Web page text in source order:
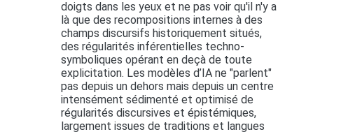
doigts dans les yeux et ne pas voir qu'il n'y a
là que des recompositions internes à des
champs discursifs historiquement situés,
des régularités inférentielles techno-
symboliques opérant en deçà de toute
explicitation. Les modèles d’IA ne "parlent"
pas depuis un dehors mais depuis un centre
intensément sédimenté et optimisé de
régularités discursives et épistémiques,
largement issues de traditions et langues